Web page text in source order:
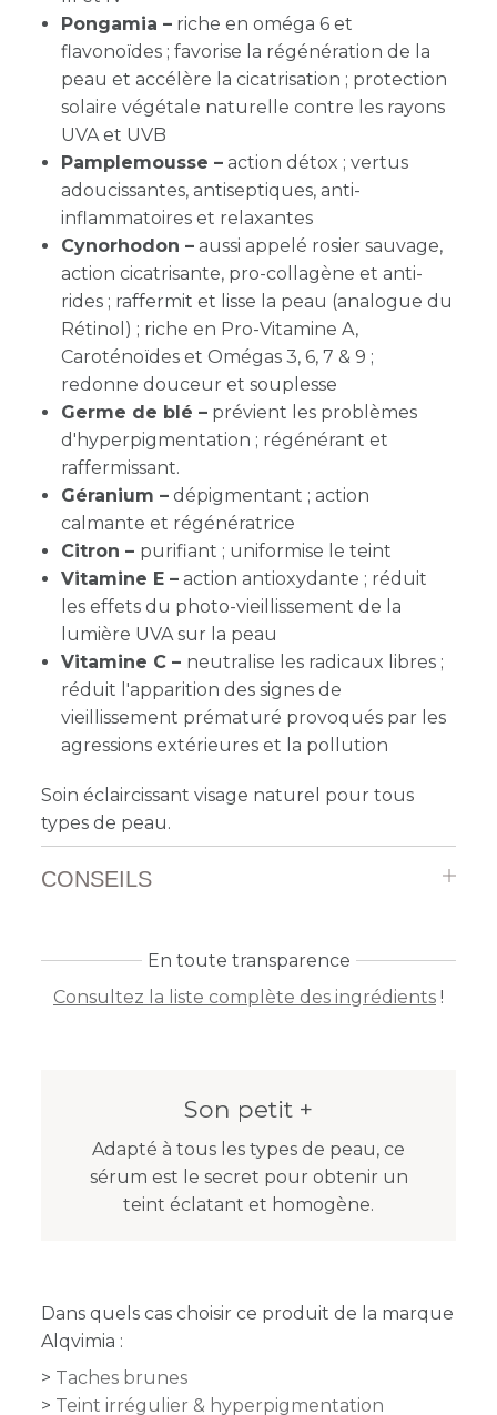
Pongamia – riche en oméga 6 et
flavonoïdes ; favorise la régénération de la
peau et accélère la cicatrisation ; protection
solaire végétale naturelle contre les rayons
UVA et UVB
Pamplemousse – action détox ; vertus
adoucissantes, antiseptiques, anti-
inflammatoires et relaxantes
Cynorhodon – aussi appelé rosier sauvage,
action cicatrisante, pro-collagène et anti-
rides ; raffermit et lisse la peau (analogue du
Rétinol) ; riche en Pro-Vitamine A,
Caroténoïdes et Omégas 3, 6, 7 & 9 ;
redonne douceur et souplesse
Germe de blé – prévient les problèmes
d'hyperpigmentation ; régénérant et
raffermissant.
Géranium – dépigmentant ; action
calmante et régénératrice
Citron – purifiant ; uniformise le teint
Vitamine E – action antioxydante ; réduit
les effets du photo-vieillissement de la
lumière UVA sur la peau
Vitamine C – neutralise les radicaux libres ;
réduit l'apparition des signes de
vieillissement prématuré provoqués par les
agressions extérieures et la pollution
Soin éclaircissant visage naturel pour tous
types de peau.
CONSEILS
En toute transparence
Consultez la liste complète des ingrédients !
Son petit +
Adapté à tous les types de peau, ce
sérum est le secret pour obtenir un
teint éclatant et homogène.
Dans quels cas choisir ce produit de la marque
Alqvimia :
Taches brunes
Teint irrégulier & hyperpigmentation